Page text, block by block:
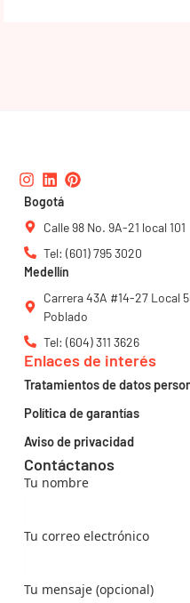
Instagram
Linkedin
Pinterest
Bogotá
Calle 98 No. 9A-21 local 101
Tel: (601) 795 3020
Medellín
Carrera 43A #14-27 Local
Poblado
Tel: (604) 311 3626
Contáctanos
Tu nombre
Tu correo electrónico
Tu mensaje (opcional)
Enlaces de interés
Tratamientos de datos
Política de garantías
Aviso de privacidad